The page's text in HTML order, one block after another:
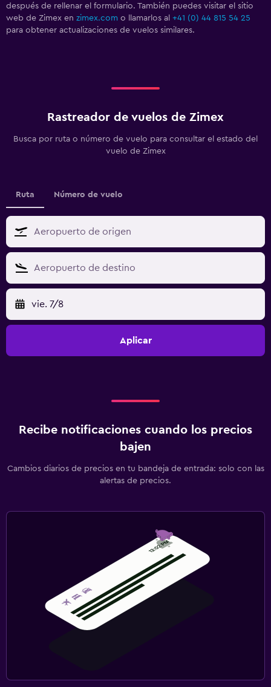
después de rellenar el formulario. También puedes visitar el sitio
web de Zimex en zimex.com o llamarlos al +41 (0) 44 815 54 25
para obtener actualizaciones de vuelos similares.
Rastreador de vuelos de Zimex
Busca por ruta o número de vuelo para consultar el estado del
vuelo de Zimex
Ruta Número de vuelo
vie. 7/8
Aplicar
Recibe notificaciones cuando los precios
bajen
Cambios diarios de precios en tu bandeja de entrada: solo con las
alertas de precios.